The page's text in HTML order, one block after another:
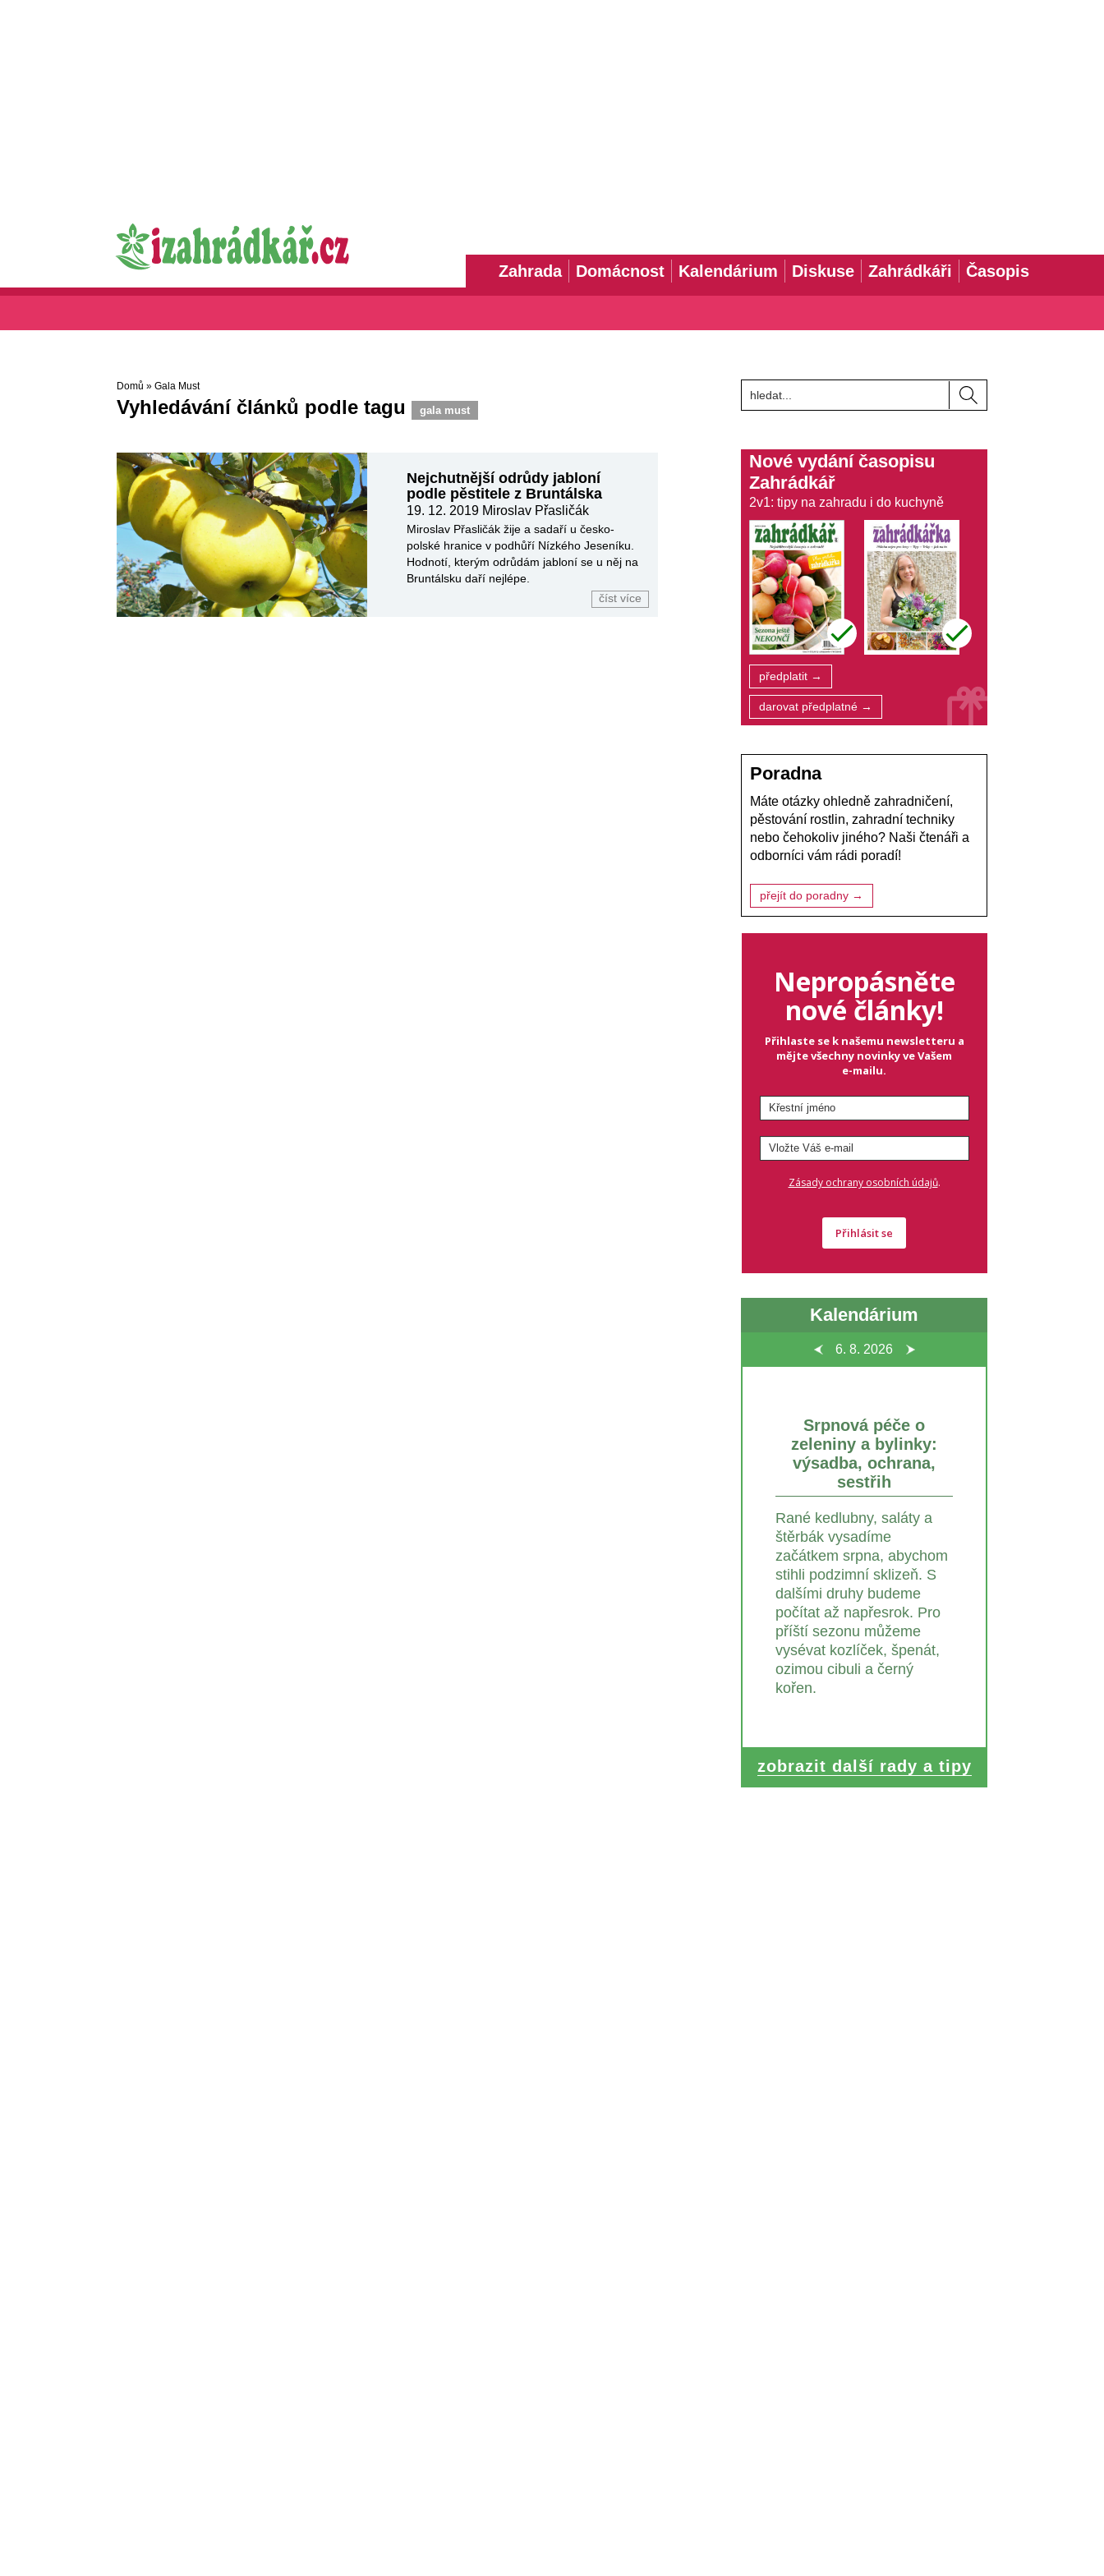
Zahrada Domácnost Kalendárium Diskuse Zahrádkáři Časopis
Domů » Gala Must
Vyhledávání článků podle tagu gala must
Nejchutnější odrůdy jabloní
podle pěstitele z Bruntálska
19. 12. 2019 Miroslav Přasličák
Miroslav Přasličák žije a sadaří u česko-
polské hranice v podhůří Nízkého Jeseníku.
Hodnotí, kterým odrůdám jabloní se u něj na
Bruntálsku daří nejlépe.
číst více
Nové vydání časopisu
Zahrádkář
2v1: tipy na zahradu i do kuchyně
předplatit →
darovat předplatné →
Poradna
Máte otázky ohledně zahradničení,
pěstování rostlin, zahradní techniky
nebo čehokoliv jiného? Naši čtenáři a
odborníci vám rádi poradí!
přejít do poradny →
Nepropásněte
nové články!
Přihlaste se k našemu newsletteru a
mějte všechny novinky ve Vašem
e-mailu.
Zásady ochrany osobních údajů.
Přihlásit se
Kalendárium
6. 8. 2026
Srpnová péče o
zeleniny a bylinky:
výsadba, ochrana,
sestřih
Rané kedlubny, saláty a
štěrbák vysadíme
začátkem srpna, abychom
stihli podzimní sklizeň. S
dalšími druhy budeme
počítat až napřesrok. Pro
příští sezonu můžeme
vysévat kozlíček, špenát,
ozimou cibuli a černý
kořen.
zobrazit další rady a tipy